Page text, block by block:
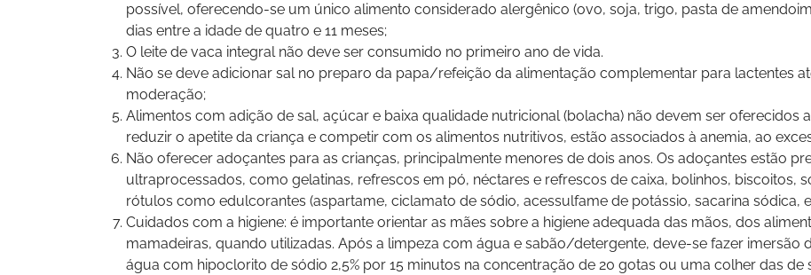
possível, oferecendo-se um único alimento considerado alergênico (ovo, soja, trigo, pasta de
dias entre a idade de quatro e 11 meses;
O leite de vaca integral não deve ser consumido no primeiro ano de vida.
Não se deve adicionar sal no preparo da papa/refeição da alimentação complementar para lactentes
moderação;
Alimentos com adição de sal, açúcar e baixa qualidade nutricional (bolacha) não devem ser oferecidos
reduzir o apetite da criança e competir com os alimentos nutritivos, estão associados à anemia, ao
Não oferecer adoçantes para as crianças, principalmente menores de dois anos. Os adoçantes estão
ultraprocessados, como gelatinas, refrescos em pó, néctares e refrescos de caixa, bolinhos, biscoitos,
rótulos como edulcorantes (aspartame, ciclamato de sódio, acessulfame de potássio, sacarina sódica,
Cuidados com a higiene: é importante orientar as mães sobre a higiene adequada das mãos, dos
mamadeiras, quando utilizadas. Após a limpeza com água e sabão/detergente, deve-se fazer imersão
água com hipoclorito de sódio 2,5% por 15 minutos na concentração de 20 gotas ou uma colher das